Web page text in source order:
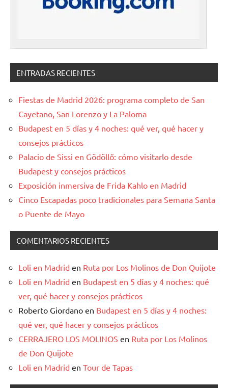
ENTRADAS RECIENTES
Fiestas de Madrid 2026: programa completo de San
Cayetano, San Lorenzo y La Paloma
Budapest en 5 días y 4 noches: qué ver, qué hacer y
consejos prácticos
Palacio de Sissi en Gödöllő: cómo visitarlo desde
Budapest y consejos prácticos
Exposición inmersiva de Frida Kahlo en Madrid
Cinco Escapadas poco tradicionales para Semana Santa
o Puente de Mayo
COMENTARIOS RECIENTES
Loli en Madrid en Ruta por Los Molinos de Don Quijote
Loli en Madrid en Budapest en 5 días y 4 noches: qué
ver, qué hacer y consejos prácticos
Roberto Giordano en Budapest en 5 días y 4 noches:
qué ver, qué hacer y consejos prácticos
CERRAJERO LOS MOLINOS en Ruta por Los Molinos
de Don Quijote
Loli en Madrid en Tour de Tapas